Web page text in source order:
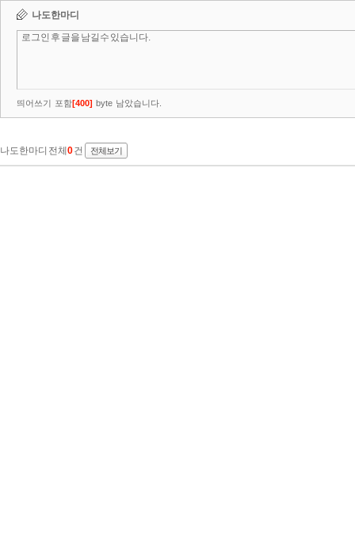
나도한마디
띄어쓰기 포함[400] byte 남았습니다.
나도한마디 전체 0건 전체보기